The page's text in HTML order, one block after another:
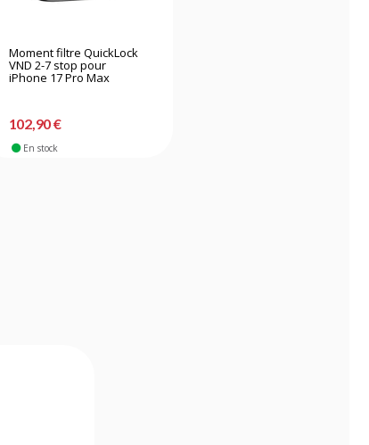
Moment filtre QuickLock
VND 2-7 stop pour
iPhone 17 Pro Max
102,90 €
En stock